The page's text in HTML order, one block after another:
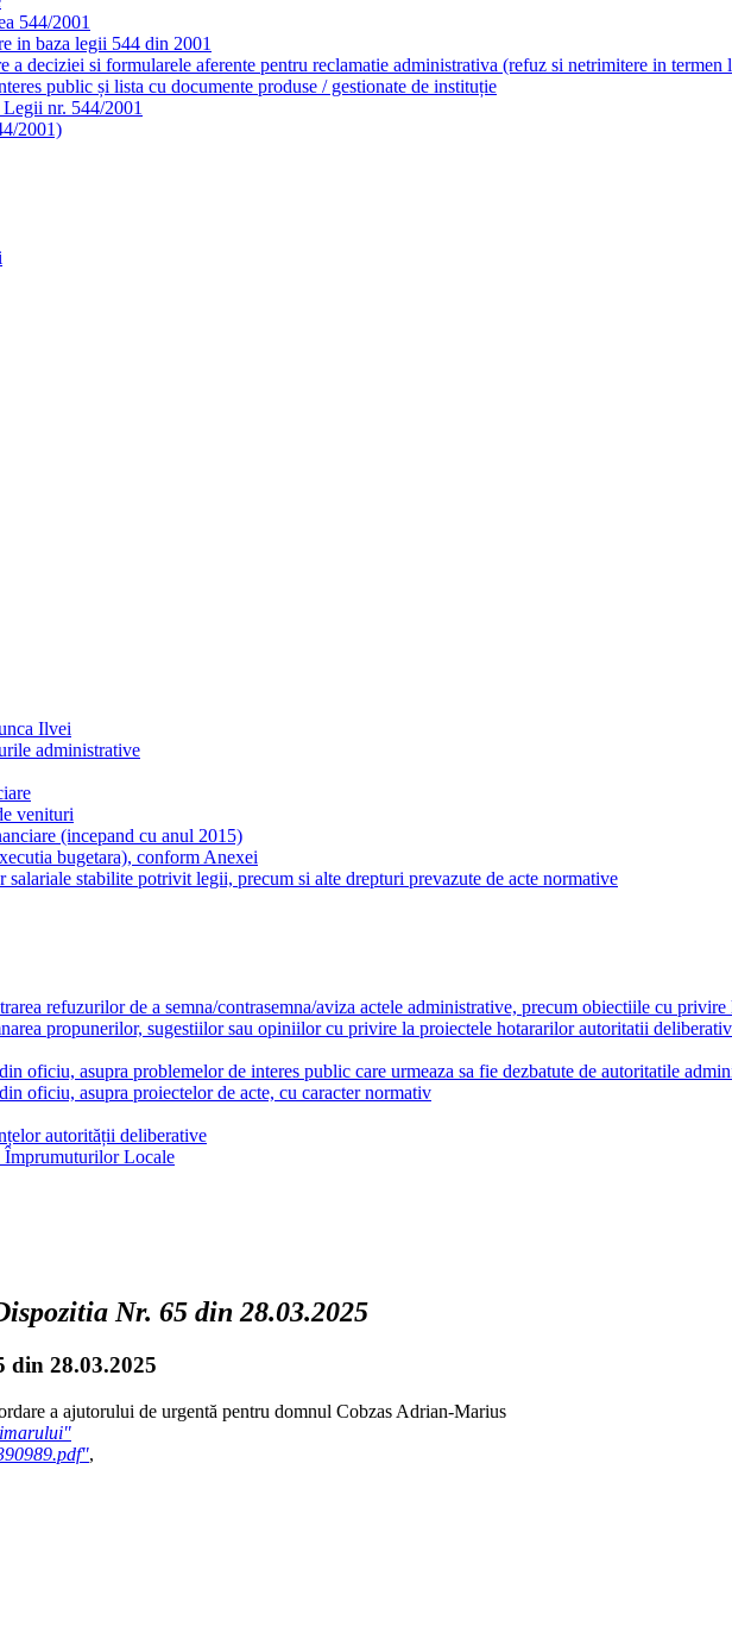
544/2001
in baza legii 544 din 2001
a deciziei si formularele aferente pentru reclamatie administrativa (refuz si netrimitere in termen
public și lista cu documente produse / gestionate de instituție
nr. 544/2001
2001)
Ilvei
administrative
venituri
(incepand cu anul 2015)
bugetara), conform Anexei
salariale stabilite potrivit legii, precum si alte drepturi prevazute de acte normative
refuzurilor de a semna/contrasemna/aviza actele administrative, precum obiectiile cu privire
propunerilor, sugestiilor sau opiniilor cu privire la proiectele hotararilor autoritatii
oficiu, asupra problemelor de interes public care urmeaza sa fie dezbatute de autoritatile
oficiu, asupra proiectelor de acte, cu caracter normativ
autorității deliberative
Împrumuturilor Locale
Nr. 65 din 28.03.2025
din 28.03.2025
a ajutorului de urgentă pentru domnul Cobzas Adrian-Marius
,